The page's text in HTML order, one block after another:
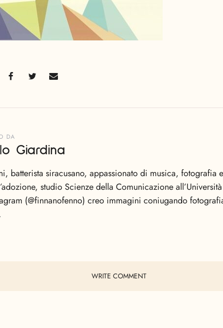
DA
Giardina
batterista siracusano, appassionato di musica, fotografia
studio Scienze della Comunicazione
(@finnanofenno) creo immagini coniugando
WRITE COMMENT